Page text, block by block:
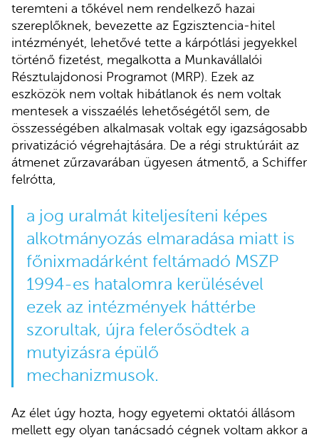
teremteni a tőkével nem rendelkező hazai
szereplőknek, bevezette az Egzisztencia-hitel
intézményét, lehetővé tette a kárpótlási jegyekkel
történő fizetést, megalkotta a Munkavállalói
Résztulajdonosi Programot (MRP). Ezek az
eszközök nem voltak hibátlanok és nem voltak
mentesek a visszaélés lehetőségétől sem, de
összességében alkalmasak voltak egy igazságosabb
privatizáció végrehajtására. De a régi struktúráit az
átmenet zűrzavarában ügyesen átmentő, a Schiffer
felrótta,
a jog uralmát kiteljesíteni képes
alkotmányozás elmaradása miatt is
főnixmadárként feltámadó MSZP
1994-es hatalomra kerülésével
ezek az intézmények háttérbe
szorultak, újra felerősödtek a
mutyizásra épülő
mechanizmusok.
Az élet úgy hozta, hogy egyetemi oktatói állásom
mellett egy olyan tanácsadó cégnek voltam akkor a